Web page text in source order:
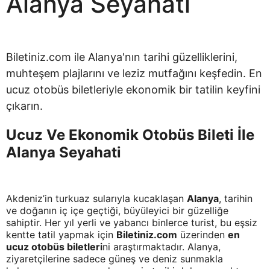
Biletiniz.com ile Alanya'nın tarihi güzelliklerini,
muhteşem plajlarını ve leziz mutfağını keşfedin. En
ucuz otobüs biletleriyle ekonomik bir tatilin keyfini
çıkarın.
Ucuz Ve Ekonomik Otobüs Bileti İle
Alanya Seyahati
Akdeniz’in turkuaz sularıyla kucaklaşan Alanya, tarihin
ve doğanın iç içe geçtiği, büyüleyici bir güzelliğe
sahiptir. Her yıl yerli ve yabancı binlerce turist, bu eşsiz
kentte tatil yapmak için Biletiniz.com üzerinden en
ucuz otobüs biletlerini araştırmaktadır. Alanya,
ziyaretçilerine sadece güneş ve deniz sunmakla